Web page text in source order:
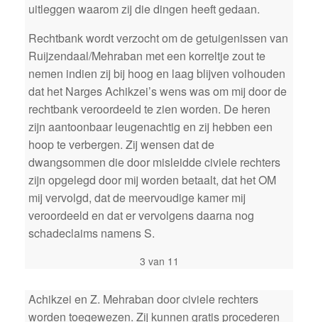
uitleggen waarom zij die dingen heeft gedaan.
Rechtbank wordt verzocht om de getuigenissen van
Ruijzendaal/Mehraban met een korreltje zout te
nemen indien zij bij hoog en laag blijven volhouden
dat het Narges Achikzei’s wens was om mij door de
rechtbank veroordeeld te zien worden. De heren
zijn aantoonbaar leugenachtig en zij hebben een
hoop te verbergen. Zij wensen dat de
dwangsommen die door misleidde civiele rechters
zijn opgelegd door mij worden betaalt, dat het OM
mij vervolgd, dat de meervoudige kamer mij
veroordeeld en dat er vervolgens daarna nog
schadeclaims namens S.
3 van 11
Achikzei en Z. Mehraban door civiele rechters
worden toegewezen. Zij kunnen gratis procederen